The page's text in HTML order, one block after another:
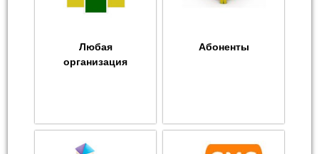
Любая
организация
Абоненты